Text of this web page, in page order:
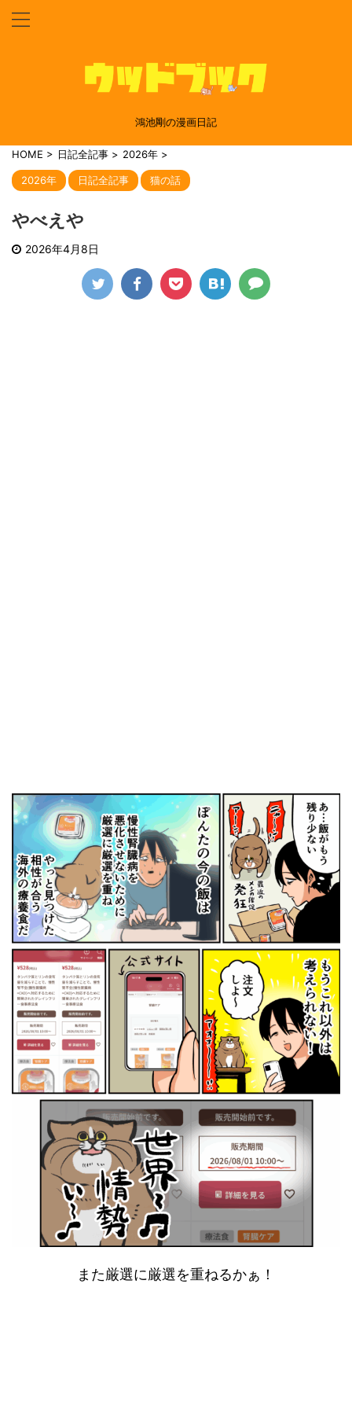
鴻池剛の漫画日記
HOME > 日記全記事 > 2026年 >
2026年 日記全記事 猫の話
やべえや
2026年4月8日
また厳選に厳選を重ねるかぁ！